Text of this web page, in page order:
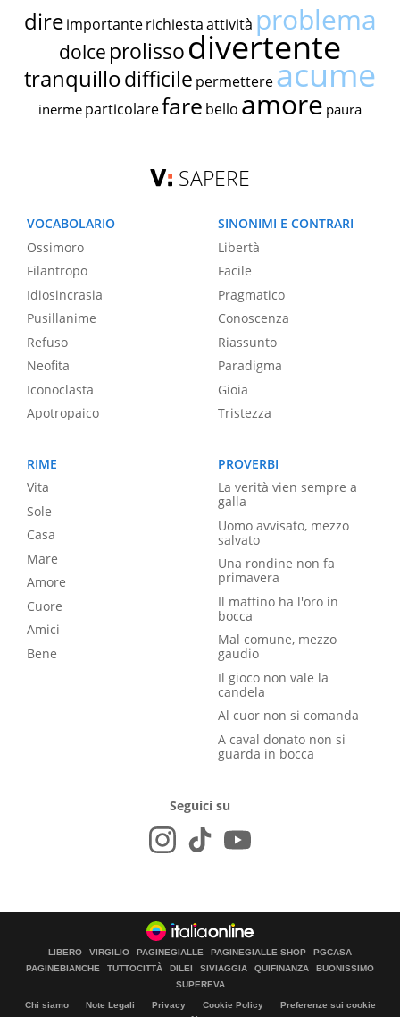
dire importante richiestaattività problema
dolce prolissodivertente
tranquillodifficile permettereacume
inerme particolarefare bello amore paura
SAPERE
VOCABOLARIO
Ossimoro
Filantropo
Idiosincrasia
Pusillanime
Refuso
Neofita
Iconoclasta
Apotropaico
SINONIMI E CONTRARI
Libertà
Facile
Pragmatico
Conoscenza
Riassunto
Paradigma
Gioia
Tristezza
RIME
Vita
Sole
Casa
Mare
Amore
Cuore
Amici
Bene
PROVERBI
La verità vien sempre a
galla
Uomo avvisato, mezzo
salvato
Una rondine non fa
primavera
Il mattino ha l'oro in
bocca
Mal comune, mezzo
gaudio
Il gioco non vale la
candela
Al cuor non si comanda
A caval donato non si
guarda in bocca
Seguici su
LIBERO VIRGILIO PAGINEGIALLE PAGINEGIALLE SHOP
PGCASA
PAGINEBIANCHE
TUTTOCITTÀ DILEI SIVIAGGIA QUIFINANZA
BUONISSIMO
SUPEREVA
Chi siamo Note Legali Privacy Cookie Policy
Preferenze sui cookie